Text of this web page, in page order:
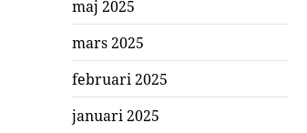
maj 2025
mars 2025
februari 2025
januari 2025